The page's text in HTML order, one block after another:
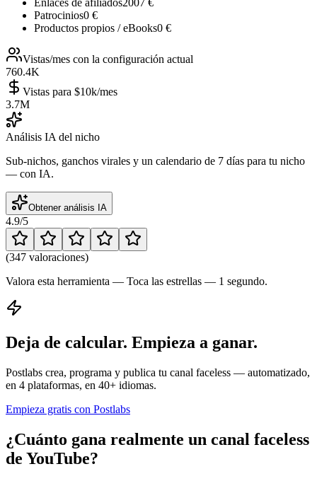
Patrocinios0 €
Productos propios / eBooks0 €
Vistas/mes con la configuración actual
760.4K
Vistas para $10k/mes
3.7M
Análisis IA del nicho
Sub-nichos, ganchos virales y un calendario de 7 días para tu nicho
— con IA.
Obtener análisis IA
4.9/5
(347 valoraciones)
Valora esta herramienta — Toca las estrellas — 1 segundo.
Deja de calcular. Empieza a ganar.
Postlabs crea, programa y publica tu canal faceless — automatizado,
en 4 plataformas, en 40+ idiomas.
Empieza gratis con Postlabs
¿Cuánto gana realmente un canal faceless
de YouTube?